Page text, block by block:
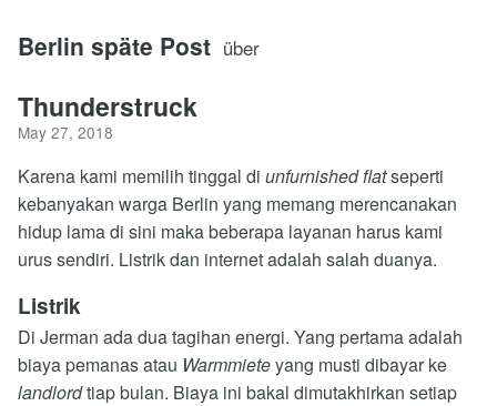
Berlin späte Post über
Thunderstruck
May 27, 2018
Karena kami memilih tinggal di unfurnished flatseperti
kebanyakan warga Berlin yang memang merencanakan
hidup lama di sini maka beberapa layanan harus kami
urus sendiri. Listrik dan internet adalah salah duanya.
Listrik
Di Jerman ada dua tagihan energi. Yang pertama adalah
biaya pemanas atau Warmmieteyang musti dibayar ke
landlordtiap bulan. Biaya ini bakal dimutakhirkan setiap